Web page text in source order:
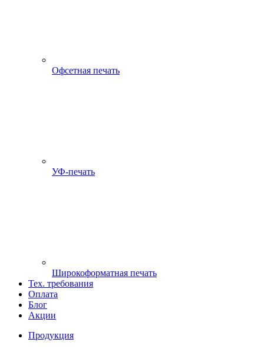
Офсетная печать
УФ-печать
Широкоформатная печать
Тех. требования
Оплата
Блог
Акции
Продукция